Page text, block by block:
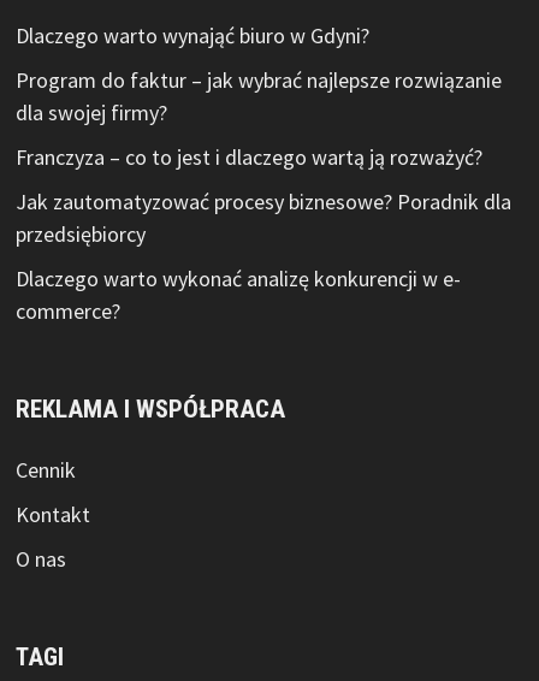
Dlaczego warto wynająć biuro w Gdyni?
Program do faktur – jak wybrać najlepsze rozwiązanie
dla swojej firmy?
Franczyza – co to jest i dlaczego wartą ją rozważyć?
Jak zautomatyzować procesy biznesowe? Poradnik dla
przedsiębiorcy
Dlaczego warto wykonać analizę konkurencji w e-
commerce?
REKLAMA I WSPÓŁPRACA
Cennik
Kontakt
O nas
TAGI